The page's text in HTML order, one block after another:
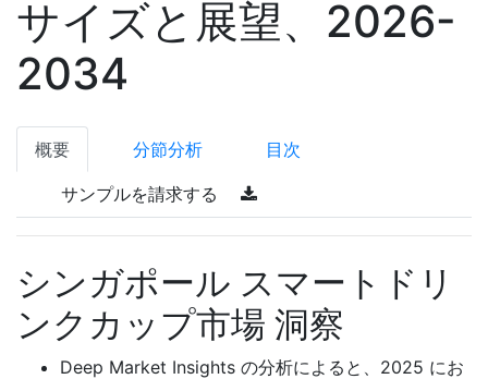
サイズと展望、2026-
2034
概要 分節分析 目次
サンプルを請求する
シンガポール スマートドリ
ンクカップ市場 洞察
Deep Market Insights の分析によると、2025 にお